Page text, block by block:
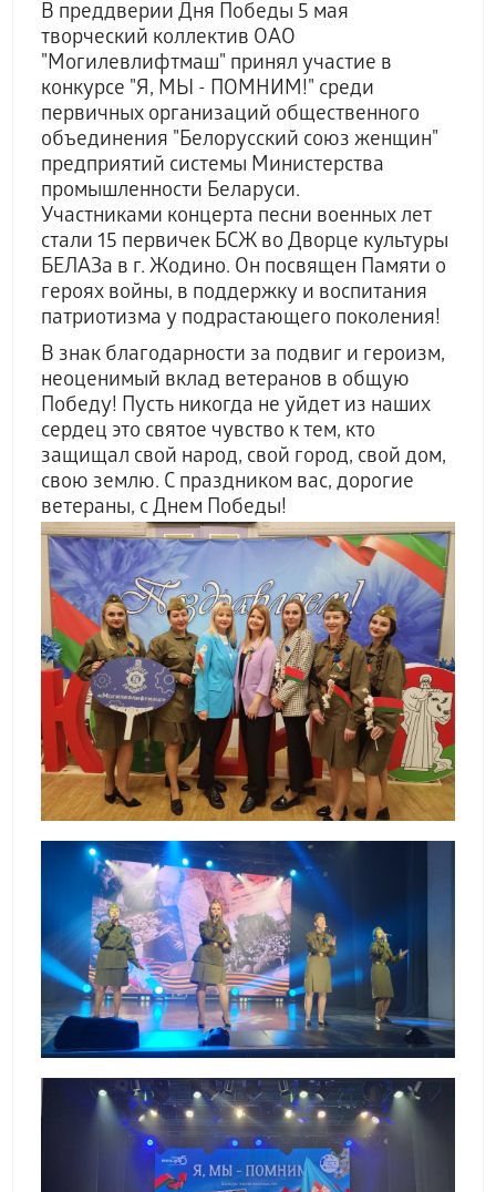
В преддверии Дня Победы 5 мая
творческий коллектив ОАО
"Могилевлифтмаш" принял участие в
конкурсе "Я, МЫ - ПОМНИМ!" среди
первичных организаций общественного
объединения "Белорусский союз женщин"
предприятий системы Министерства
промышленности Беларуси.
Участниками концерта песни военных лет
стали 15 первичек БСЖ во Дворце культуры
БЕЛАЗа в г. Жодино. Он посвящен Памяти о
героях войны, в поддержку и воспитания
патриотизма у подрастающего поколения!
В знак благодарности за подвиг и героизм,
неоценимый вклад ветеранов в общую
Победу! Пусть никогда не уйдет из наших
сердец это святое чувство к тем, кто
защищал свой народ, свой город, свой дом,
свою землю. С праздником вас, дорогие
ветераны, с Днем Победы!